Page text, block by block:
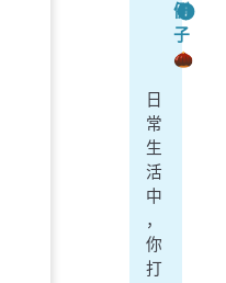
例
子
🌰
日
常
生
活
中
，
你
打